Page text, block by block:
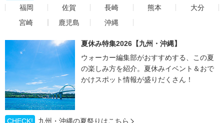
福岡
佐賀 長崎 熊本
大分
宮崎
鹿児島 沖縄
夏休み特集2026【九州・沖縄】
ウォーカー編集部がおすすめする、この夏
の楽しみ方を紹介。夏休みイベント＆おで
かけスポット情報が盛りだくさん！
CHECK!
九州・沖縄の夏祭りはこちら